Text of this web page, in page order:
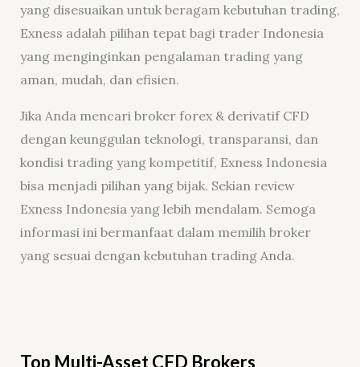
yang disesuaikan untuk beragam kebutuhan trading,
Exness adalah pilihan tepat bagi trader Indonesia
yang menginginkan pengalaman trading yang
aman, mudah, dan efisien.
Jika Anda mencari broker forex & derivatif CFD
dengan keunggulan teknologi, transparansi, dan
kondisi trading yang kompetitif, Exness Indonesia
bisa menjadi pilihan yang bijak. Sekian review
Exness Indonesia yang lebih mendalam. Semoga
informasi ini bermanfaat dalam memilih broker
yang sesuai dengan kebutuhan trading Anda.
Top Multi-Asset CFD Brokers